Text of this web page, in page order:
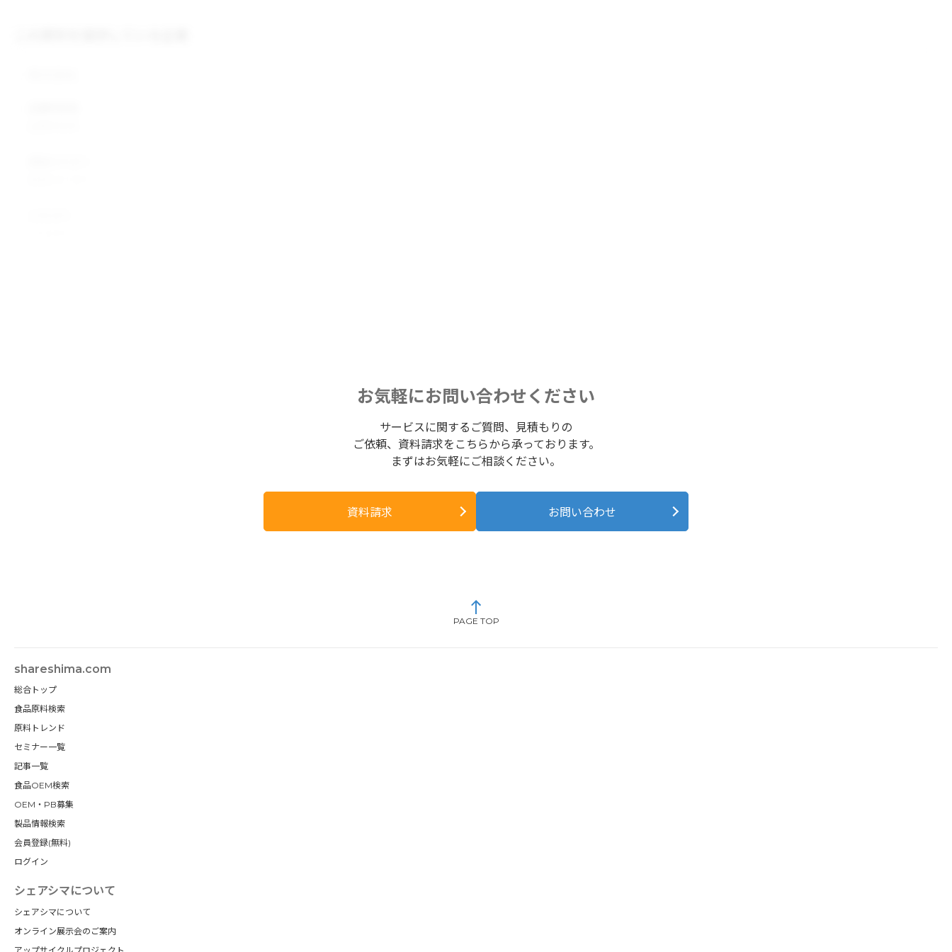
お気軽にお問い合わせください
サービスに関するご質問、見積もりの
ご依頼、資料請求をこちらから承っております。
まずはお気軽にご相談ください。
資料請求 お問い合わせ
PAGE TOP
shareshima.com
総合トップ
食品原料検索
原料トレンド
セミナー一覧
記事一覧
食品OEM検索
OEM・PB募集
製品情報検索
会員登録(無料)
ログイン
シェアシマについて
シェアシマについて
オンライン展示会のご案内